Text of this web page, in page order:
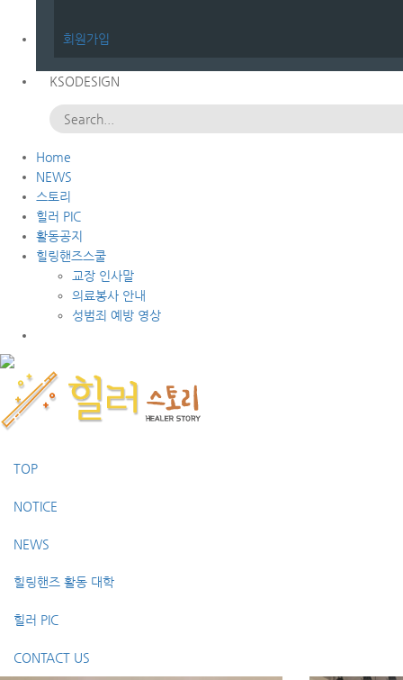
회원가입
KSODESIGN
Home
NEWS
스토리
힐러 PIC
활동공지
힐링핸즈스쿨
교장 인사말
의료봉사 안내
성범죄 예방 영상
TOP
NOTICE
NEWS
힐링핸즈 활동 대학
힐러 PIC
CONTACT US